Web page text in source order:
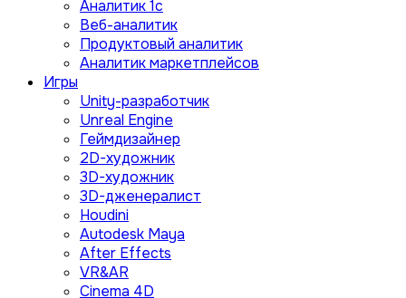
Aналитик 1с
Веб-аналитик
Продуктовый аналитик
Аналитик маркетплейсов
Игры
Unity-разработчик
Unreal Engine
Геймдизайнер
2D-художник
3D-художник
3D-дженералист
Houdini
Autodesk Maya
After Effects
VR&AR
Cinema 4D